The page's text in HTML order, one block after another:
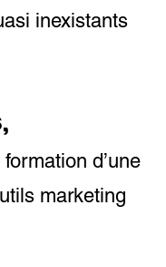
inexistants
d’une
marketing